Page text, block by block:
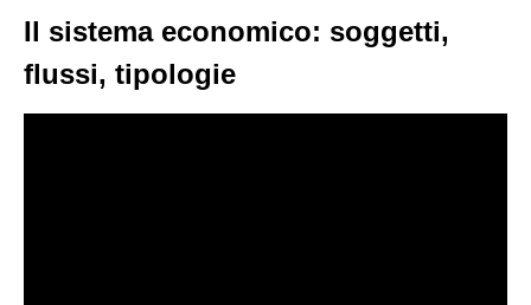
Il sistema economico: soggetti,
flussi, tipologie